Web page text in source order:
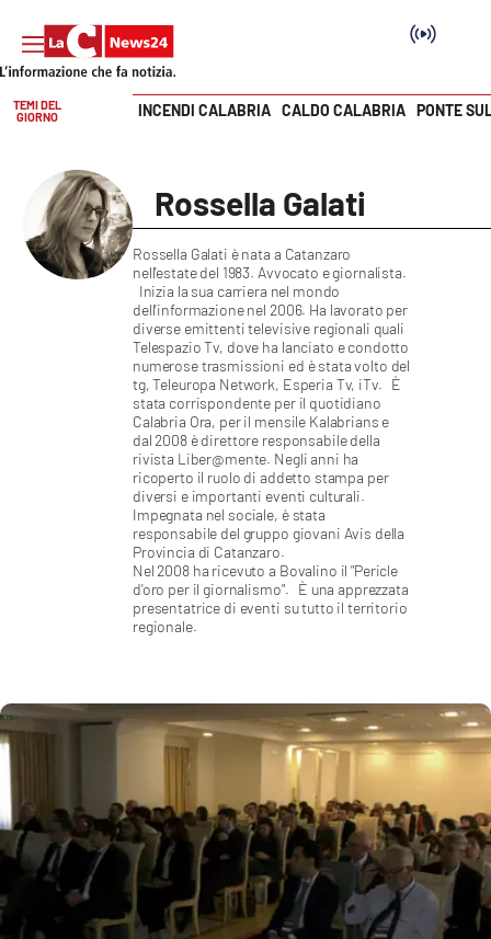
SEZIONI
Cronaca
Politica
Economia e lavoro
Italia Mondo
Meteo
VIDEO
Ambiente
Vai
TEMI DEL
GIORNO
INCENDI CALABRIA CALDO CALABRIA PONTE
Rossella Galati
Rossella Galati è nata a Catanzaro
nell'estate del 1983. Avvocato e giornalista.
Inizia la sua carriera nel mondo
dell'informazione nel 2006. Ha lavorato per
diverse emittenti televisive regionali quali
Telespazio Tv, dove ha lanciato e condotto
numerose trasmissioni ed è stata volto del
tg, Teleuropa Network, Esperia Tv, iTv. È
stata corrispondente per il quotidiano
Calabria Ora, per il mensile Kalabrians e
dal 2008 è direttore responsabile della
rivista Liber@mente. Negli anni ha
ricoperto il ruolo di addetto stampa per
diversi e importanti eventi culturali.
Impegnata nel sociale, è stata
responsabile del gruppo giovani Avis della
Provincia di Catanzaro.
Nel 2008 ha ricevuto a Bovalino il "Pericle
d'oro per il giornalismo". È una apprezzata
presentatrice di eventi su tutto il territorio
regionale.